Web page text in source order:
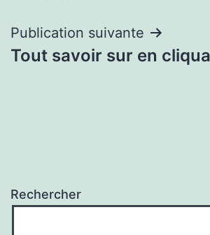
Publication suivante
Tout savoir sur en
Rechercher